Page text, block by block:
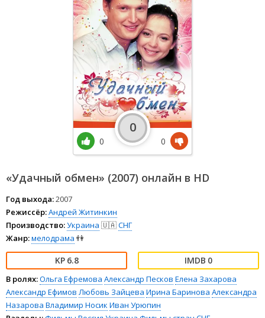
«Удачный обмен» (2007) онлайн в HD
Год выхода:2007
Режиссёр:Андрей Житинкин
Производство:Украина 🇺🇦СНГ
Жанр:мелодрама 👫
6.8 0
В ролях:Ольга Ефремова Александр Песков Елена Захарова
Александр Ефимов Любовь Зайцева Ирина Баринова Александра
Назарова Владимир Носик Иван Урюпин
0
0
0